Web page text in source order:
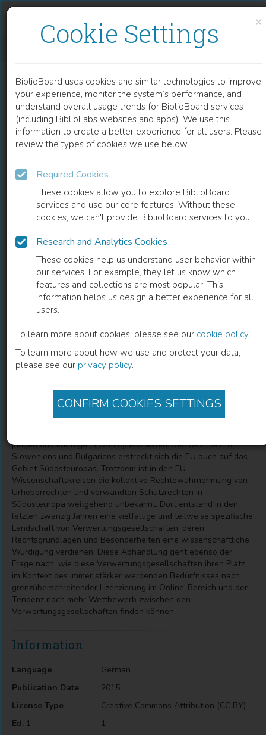
×
Cookie Settings
BiblioBoard uses cookies and similar technologies to improve
your experience, monitor the system’s performance, and
understand overall usage trends for BiblioBoard services
(including BiblioLabs websites and apps). We use this
information to create a better experience for all users. Please
review the types of cookies we use below.
Required Cookies
These cookies allow you to explore BiblioBoard
services and use our core features. Without these
cookies, we can't provide BiblioBoard services to you.
Research and Analytics Cookies
These cookies help us understand user behavior within
our services. For example, they let us know which
features and collections are most popular. This
information helps us design a better experience for all
users.
To learn more about cookies, please see our cookie policy.
To learn more about how we use and protect your data,
please see our privacy policy.
CONFIRM COOKIES SETTINGS
READ
BOOK
Urheberrechtssysteme und kollektive
Rechtwahrnehmung in Südosteuropa
Iza Razija Mesevic(Author)
Description
Diese Publikation wirft einen Blick über den Tellerrand der
großen europäischen Verwertungsgesellschaften und liefert
jungen und künftigen EU-Mitgliedstaaten. Seit dem Beitritt
Sloweniens und Bulgariens erstreckt sich die EU auch auf das
Gebiet Südosteuropas. Trotzdem ist in den EU-
Wissenschaftskreisen die kollektive Rechtewahrnehmung von
Urheberrechten und verwandten Schutzrechten in
Südosteuropa weitgehend unbekannt. Dort entstand in den
letzten zwanzig Jahren eine vielfältige und teilweise spezifische
Landschaft von Verwertungsgesellschaften, deren
Rechtsgrundlagen und Besonderheiten eine wissenschaftliche
Würdigung verdienen. Diese Abhandlung geht ebenso der
Frage nach, wie diese Verwertungsgesellschaften ihren Platz
im Kontext des immer stärker werdenden Bedürfnisses nach
grenzüberschreitender Lizenzierung im Online-Bereich und der
Tendenz nach mehr Wettbewerb zwischen den
Verwertungsgesellschaften finden können.
Information
Language
German
Publication Date
2015
License Type
Creative Commons Attribution (CC BY)
Ed. 1
1